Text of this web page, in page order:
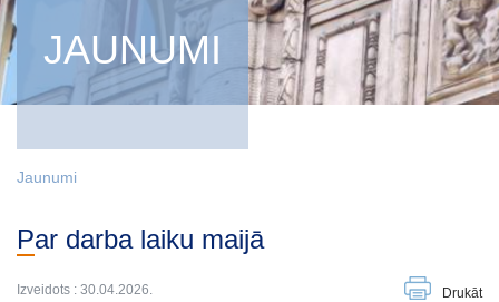
JAUNUMI
Jaunumi
Par darba laiku maijā
Izveidots : 30.04.2026. Drukāt